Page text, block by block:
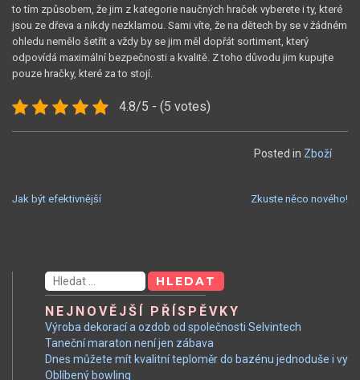
to tím způsobem, že jim z kategorie naučných hraček vyberete i ty, které
jsou ze dřeva a nikdy nezklamou. Sami víte, že na dětech by se v žádném
ohledu nemělo šetřit a vždy by se jim měl dopřát sortiment, který
odpovídá maximální bezpečnosti a kvalitě. Z toho důvodu jim kupujte
pouze hračky, které za to stojí.
4.8/5 - (5 votes)
Posted in Zboží
NAVIGACE
PŘÍSPĚVEK
Jak být efektivnější Zkuste něco nového!
Vyhledávání
NEJNOVĚJŠÍ PŘÍSPĚVKY
Výroba dekorací a ozdob od společnosti Selvintech
Taneční maraton není jen zábava
Dnes můžete mít kvalitní teploměr do bazénu jednoduše i vy
Oblíbený bowling